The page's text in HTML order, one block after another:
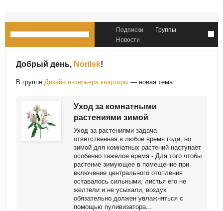
Подписки
Группы
Новости
Добрый день, Norilsk!
В группе Дизайн интерьера квартиры — новая тема:
Уход за комнатными
растениями зимой
Уход за растениями задача
ответственная в любое время года, но
зимой для комнатных растений наступает
особенно тяжелое время - Для того чтобы
растение зимующее в помещение при
включение центрального отопления
оставалось сильными, листья его не
желтели и не усыхали, воздух
обязательно должен увлажняться с
помощью пуливизатора...